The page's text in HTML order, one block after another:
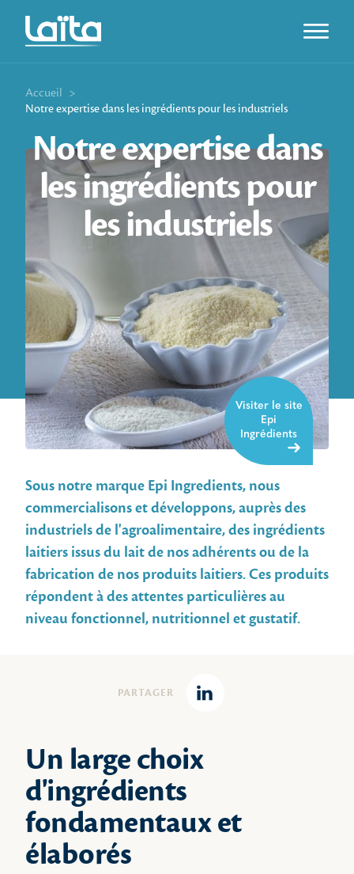
Ouvrir
Accueil >
Notre expertise dans les ingrédients pour les industriels
Notre expertise dans
les ingrédients pour
les industriels
Visiter le site
Epi
Ingrédients
Sous notre marque Epi Ingredients, nous
commercialisons et développons, auprès des
industriels de l'agroalimentaire, des ingrédients
laitiers issus du lait de nos adhérents ou de la
fabrication de nos produits laitiers. Ces produits
répondent à des attentes particulières au
niveau fonctionnel, nutritionnel et gustatif.
PARTAGER
Linkedin
Un large choix
d'ingrédients
fondamentaux et
élaborés